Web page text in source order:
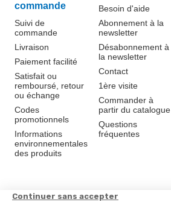
commande
Suivi de
commande
Livraison
Paiement facilité
Satisfait ou
remboursé, retour
ou échange
Codes
promotionnels
Informations
environnementales
des produits
Besoin d'aide
Abonnement à la
newsletter
Désabonnement à
la newsletter
Contact
1ère visite
Commander à
partir du catalogue
Questions
fréquentes